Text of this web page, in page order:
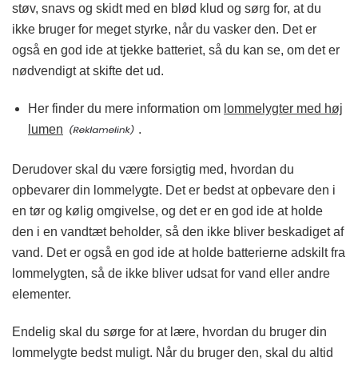
støv, snavs og skidt med en blød klud og sørg for, at du
ikke bruger for meget styrke, når du vasker den. Det er
også en god ide at tjekke batteriet, så du kan se, om det er
nødvendigt at skifte det ud.
Her finder du mere information om lommelygter med høj
lumen
.
Derudover skal du være forsigtig med, hvordan du
opbevarer din lommelygte. Det er bedst at opbevare den i
en tør og kølig omgivelse, og det er en god ide at holde
den i en vandtæt beholder, så den ikke bliver beskadiget af
vand. Det er også en god ide at holde batterierne adskilt fra
lommelygten, så de ikke bliver udsat for vand eller andre
elementer.
Endelig skal du sørge for at lære, hvordan du bruger din
lommelygte bedst muligt. Når du bruger den, skal du altid